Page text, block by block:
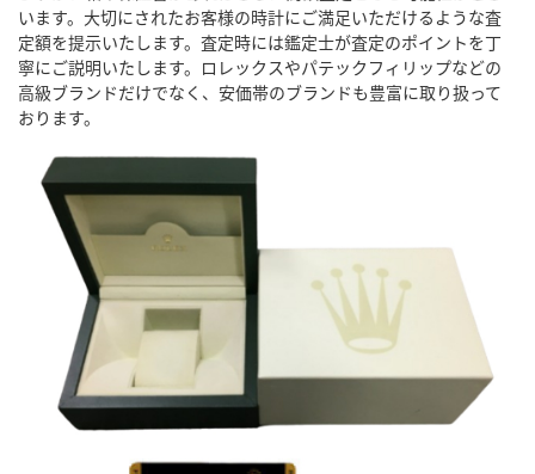
います。大切にされたお客様の時計にご満足いただけるような査
定額を提示いたします。査定時には鑑定士が査定のポイントを丁
寧にご説明いたします。ロレックスやパテックフィリップなどの
高級ブランドだけでなく、安価帯のブランドも豊富に取り扱って
おります。